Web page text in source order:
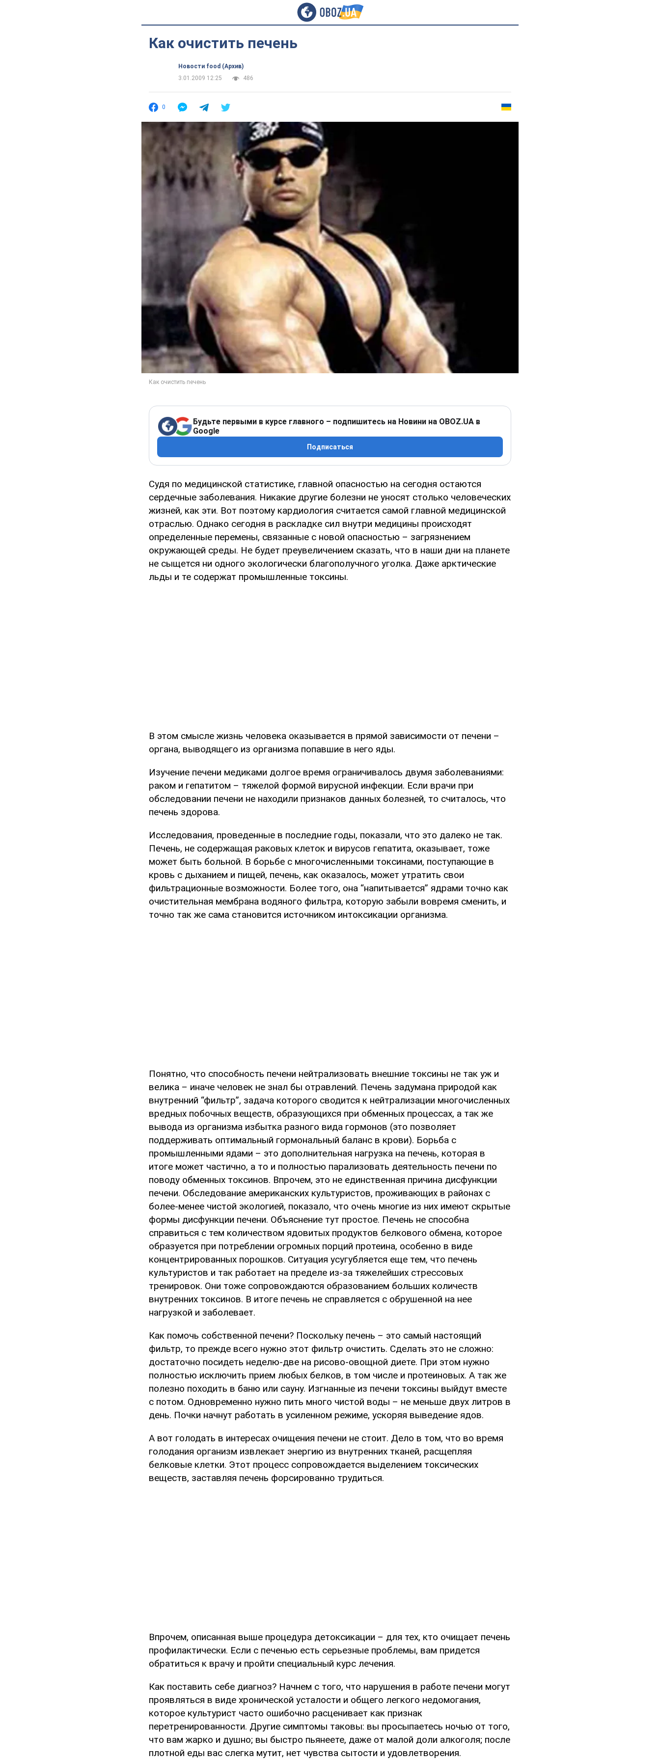
Как очистить печень
Новости food (Архив)
3.01.2009 12:25
486
0
Будьте первыми в курсе главного – подпишитесь на Новини на OBOZ.UA в
Google
Подписаться
Судя по медицинской статистике, главной опасностью на сегодня остаются
сердечные заболевания. Никакие другие болезни не уносят столько человеческих
жизней, как эти. Вот поэтому кардиология считается самой главной медицинской
отраслью. Однако сегодня в раскладке сил внутри медицины происходят
определенные перемены, связанные с новой опасностью – загрязнением
окружающей среды. Не будет преувеличением сказать, что в наши дни на планете
не сыщется ни одного экологически благополучного уголка. Даже арктические
льды и те содержат промышленные токсины.
В этом смысле жизнь человека оказывается в прямой зависимости от печени –
органа, выводящего из организма попавшие в него яды.
Изучение печени медиками долгое время ограничивалось двумя заболеваниями:
раком и гепатитом – тяжелой формой вирусной инфекции. Если врачи при
обследовании печени не находили признаков данных болезней, то считалось, что
печень здорова.
Исследования, проведенные в последние годы, показали, что это далеко не так.
Печень, не содержащая раковых клеток и вирусов гепатита, оказывает, тоже
может быть больной. В борьбе с многочисленными токсинами, поступающие в
кровь с дыханием и пищей, печень, как оказалось, может утратить свои
фильтрационные возможности. Более того, она “напитывается” ядрами точно как
очистительная мембрана водяного фильтра, которую забыли вовремя сменить, и
точно так же сама становится источником интоксикации организма.
Понятно, что способность печени нейтрализовать внешние токсины не так уж и
велика – иначе человек не знал бы отравлений. Печень задумана природой как
внутренний “фильтр”, задача которого сводится к нейтрализации многочисленных
вредных побочных веществ, образующихся при обменных процессах, а так же
вывода из организма избытка разного вида гормонов (это позволяет
поддерживать оптимальный гормональный баланс в крови). Борьба с
промышленными ядами – это дополнительная нагрузка на печень, которая в
итоге может частично, а то и полностью парализовать деятельность печени по
поводу обменных токсинов. Впрочем, это не единственная причина дисфункции
печени. Обследование американских культуристов, проживающих в районах с
более-менее чистой экологией, показало, что очень многие из них имеют скрытые
формы дисфункции печени. Объяснение тут простое. Печень не способна
справиться с тем количеством ядовитых продуктов белкового обмена, которое
образуется при потреблении огромных порций протеина, особенно в виде
концентрированных порошков. Ситуация усугубляется еще тем, что печень
культуристов и так работает на пределе из-за тяжелейших стрессовых
тренировок. Они тоже сопровождаются образованием больших количеств
внутренних токсинов. В итоге печень не справляется с обрушенной на нее
нагрузкой и заболевает.
Как помочь собственной печени? Поскольку печень – это самый настоящий
фильтр, то прежде всего нужно этот фильтр очистить. Сделать это не сложно:
достаточно посидеть неделю-две на рисово-овощной диете. При этом нужно
полностью исключить прием любых белков, в том числе и протеиновых. А так же
полезно походить в баню или сауну. Изгнанные из печени токсины выйдут вместе
с потом. Одновременно нужно пить много чистой воды – не меньше двух литров в
день. Почки начнут работать в усиленном режиме, ускоряя выведение ядов.
А вот голодать в интересах очищения печени не стоит. Дело в том, что во время
голодания организм извлекает энергию из внутренних тканей, расщепляя
белковые клетки. Этот процесс сопровождается выделением токсических
веществ, заставляя печень форсированно трудиться.
Впрочем, описанная выше процедура детоксикации – для тех, кто очищает печень
профилактически. Если с печенью есть серьезные проблемы, вам придется
обратиться к врачу и пройти специальный курс лечения.
Как поставить себе диагноз? Начнем с того, что нарушения в работе печени могут
проявляться в виде хронической усталости и общего легкого недомогания,
которое культурист часто ошибочно расценивает как признак
перетренированности. Другие симптомы таковы: вы просыпаетесь ночью от того,
что вам жарко и душно; вы быстро пьянеете, даже от малой доли алкоголя; после
плотной еды вас слегка мутит, нет чувства сытости и удовлетворения.